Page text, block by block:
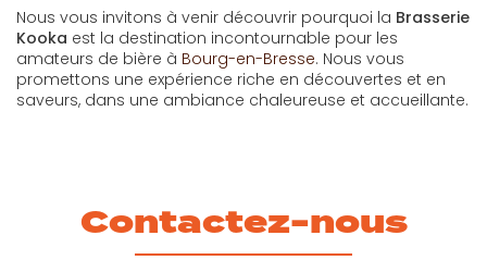
Nous vous invitons à venir découvrir pourquoi la Brasserie
Kooka est la destination incontournable pour les
amateurs de bière à Bourg-en-Bresse. Nous vous
promettons une expérience riche en découvertes et en
saveurs, dans une ambiance chaleureuse et accueillante.
Contactez-nous